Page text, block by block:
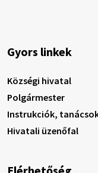
Helyi
temetési
Gyors linkek
Községi hivatal
Polgármester
Instrukciók,
Hivatali üzenőfal